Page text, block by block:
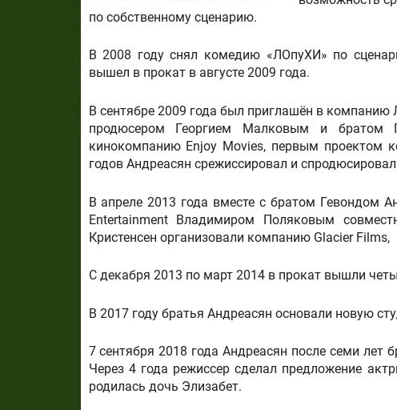
по собственному сценарию.
В 2008 году снял комедию «ЛОпуХИ» по
вышел в прокат в августе 2009 года.
В сентябре 2009 года был приглашён в компанию
продюсером Георгием Малковым и братом
кинокомпанию Enjoy Movies, первым проектом
годов Андреасян срежиссировал и
В апреле 2013 года вместе с братом Гевондом
Entertainment Владимиром Поляковым
Кристенсен организовали компанию Glacier Films,
C декабря 2013 по март 2014 в прокат вышли
В 2017 году братья Андреасян основали новую
7 сентября 2018 года Андреасян после семи лет
Через 4 года режиссер сделал предложение
родилась дочь Элизабет.